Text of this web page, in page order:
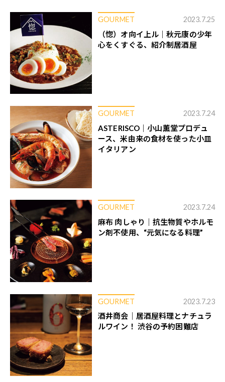
GOURMET 2023.7.25
（惚）オ向イ上ル｜秋元康の少年
心をくすぐる、紹介制居酒屋
GOURMET 2023.7.24
ASTERISCO｜小山薫堂プロデュ
ース、米由来の食材を使った小皿
イタリアン
GOURMET 2023.7.24
麻布 肉しゃり｜抗生物質やホルモ
ン剤不使用、“元気になる料理”
GOURMET 2023.7.23
酒井商会｜居酒屋料理とナチュラ
ルワイン！ 渋谷の予約困難店